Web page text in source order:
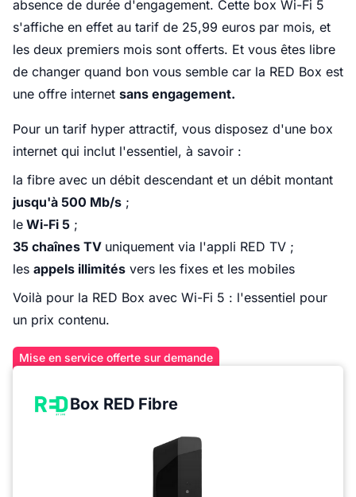
absence de durée d'engagement. Cette box Wi-Fi 5
s'affiche en effet au tarif de 25,99 euros par mois, et
les deux premiers mois sont offerts. Et vous êtes libre
de changer quand bon vous semble car la RED Box est
une offre internet sans engagement.
Pour un tarif hyper attractif, vous disposez d'une box
internet qui inclut l'essentiel, à savoir :
la fibre avec un débit descendant et un débit montant
jusqu'à 500 Mb/s ;
le Wi-Fi 5 ;
35 chaînes TV uniquement via l'appli RED TV ;
les appels illimités vers les fixes et les mobiles
Voilà pour la RED Box avec Wi-Fi 5 : l'essentiel pour
un prix contenu.
Mise en service offerte sur demande
Box RED Fibre